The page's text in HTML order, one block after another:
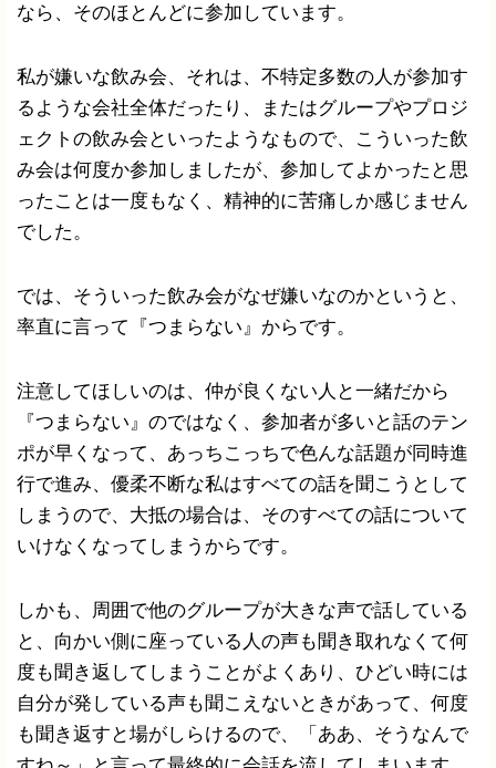
なら、そのほとんどに参加しています。
私が嫌いな飲み会、それは、不特定多数の人が参加す
るような会社全体だったり、またはグループやプロジ
ェクトの飲み会といったようなもので、こういった飲
み会は何度か参加しましたが、参加してよかったと思
ったことは一度もなく、精神的に苦痛しか感じません
でした。
では、そういった飲み会がなぜ嫌いなのかというと、
率直に言って『つまらない』からです。
注意してほしいのは、仲が良くない人と一緒だから
『つまらない』のではなく、参加者が多いと話のテン
ポが早くなって、あっちこっちで色んな話題が同時進
行で進み、優柔不断な私はすべての話を聞こうとして
しまうので、大抵の場合は、そのすべての話について
いけなくなってしまうからです。
しかも、周囲で他のグループが大きな声で話している
と、向かい側に座っている人の声も聞き取れなくて何
度も聞き返してしまうことがよくあり、ひどい時には
自分が発している声も聞こえないときがあって、何度
も聞き返すと場がしらけるので、「ああ、そうなんで